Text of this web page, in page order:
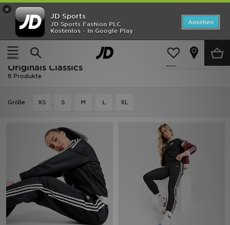
×
JD Sports
JD Sports Fashion PLC
Kostenlos - In Google Play
Ansehen
Home
Frauen Frauenkleidung
Verfeinern
Adidas Frauenkleidung - Adidas
Originals Classics
8 Produkte
Grӧße XS S M L XL
ANGEBOTE
Neuheiten
Herren
Bestsellers
Fußball
Sport